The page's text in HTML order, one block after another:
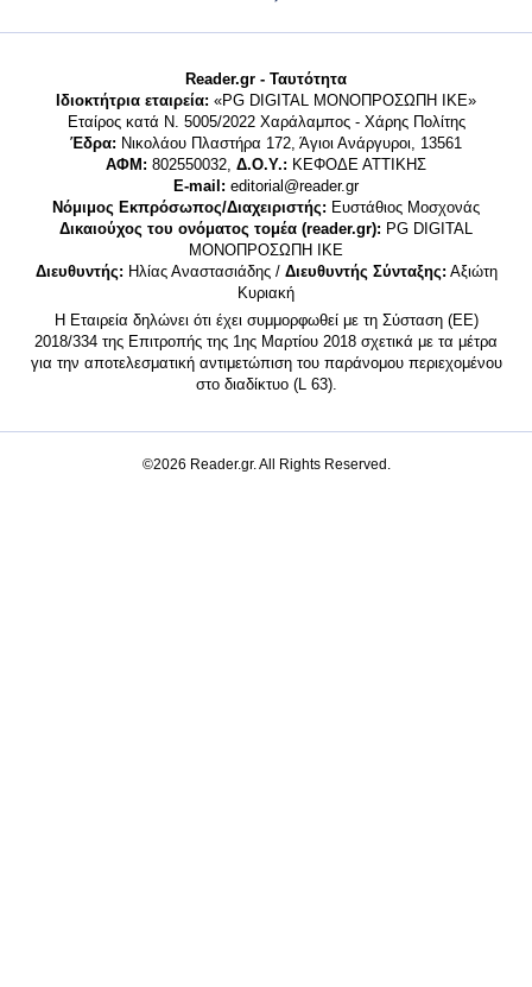
Reader.gr - Ταυτότητα
Ιδιοκτήτρια εταιρεία: «PG DIGITAL MONΟΠΡΟΣΩΠΗ ΙΚΕ»
Εταίρος κατά Ν. 5005/2022 Χαράλαμπος - Χάρης Πολίτης
Έδρα: Νικολάου Πλαστήρα 172, Άγιοι Ανάργυροι, 13561
ΑΦΜ: 802550032, Δ.Ο.Υ.: ΚΕΦΟΔΕ ΑΤΤΙΚΗΣ
E-mail: editorial@reader.gr
Νόμιμος Εκπρόσωπος/Διαχειριστής: Ευστάθιος Μοσχονάς
Δικαιούχος του ονόματος τομέα (reader.gr): PG DIGITAL
MONΟΠΡΟΣΩΠΗ ΙΚΕ
Διευθυντής: Ηλίας Αναστασιάδης / Διευθυντής Σύνταξης: Αξιώτη
Κυριακή
Η Εταιρεία δηλώνει ότι έχει συμμορφωθεί με τη Σύσταση (ΕΕ)
2018/334 της Επιτροπής της 1ης Μαρτίου 2018 σχετικά με τα μέτρα
για την αποτελεσματική αντιμετώπιση του παράνομου περιεχομένου
στο διαδίκτυο (L 63).
©2026 Reader.gr. All Rights Reserved.